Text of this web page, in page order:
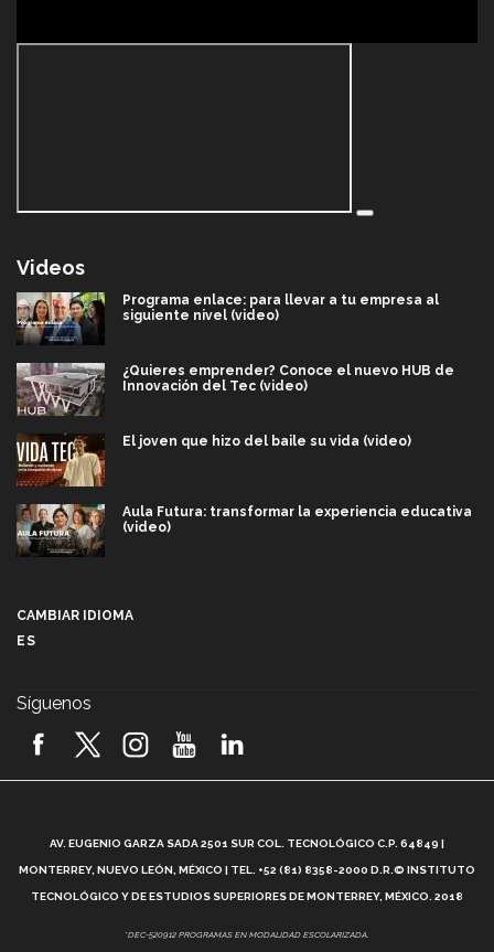
Videos
Programa enlace: para llevar a tu empresa al
siguiente nivel (video)
¿Quieres emprender? Conoce el nuevo HUB de
Innovación del Tec (video)
El joven que hizo del baile su vida (video)
Aula Futura: transformar la experiencia educativa
(video)
2026! (video)
¿Cómo es el Modelo Educativo Tec? (video)
Vida Tec: Feminismo e Inteligencia Artificial, Paola
CAMBIAR IDIOMA
ES
Síguenos
AV. EUGENIO GARZA SADA 2501 SUR COL. TECNOLÓGICO C.P. 64849 |
MONTERREY, NUEVO LEÓN, MÉXICO | TEL. +52 (81) 8358-2000 D.R.© INSTITUTO
TECNOLÓGICO Y DE ESTUDIOS SUPERIORES DE MONTERREY, MÉXICO. 2018
*DEC-520912 PROGRAMAS EN MODALIDAD ESCOLARIZADA.